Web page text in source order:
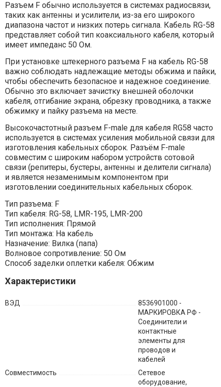
Разъем F обычно используется в системах радиосвязи,
таких как антенны и усилители, из-за его широкого
диапазона частот и низких потерь сигнала. Кабель RG-58
представляет собой тип коаксиального кабеля, который
имеет импеданс 50 Ом.
При установке штекерного разъема F на кабель RG-58
важно соблюдать надлежащие методы обжима и пайки,
чтобы обеспечить безопасное и надежное соединение.
Обычно это включает зачистку внешней оболочки
кабеля, отгибание экрана, обрезку проводника, а также
обжимку и пайку разъема на месте.
Высокочастотный разъем F-male для кабеля RG58 часто
используется в системах усиления мобильной связи для
изготовления кабельных сборок. Разъём F-male
совместим с широким набором устройств сотовой
связи (репитеры, бустеры, антенны и делители сигнала)
и является незаменимым компонентом при
изготовлении соединительных кабельных сборок.
Тип разъема: F
Тип кабеля: RG-58, LMR-195, LMR-200
Тип исполнения: Прямой
Тип монтажа: На кабель
Назначение: Вилка (папа)
Волновое сопротивление: 50 Ом
Способ заделки оплетки кабеля: Обжим
Характеристики
ВЭД
8536901000 -
МАРКИРОВКА РФ -
Соединители и
контактные
элементы для
проводов и
кабелей
Совместимость
Сетевое
оборудование,